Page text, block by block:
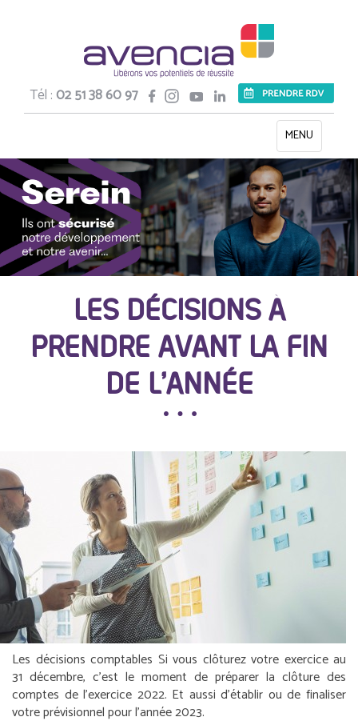
Tél :02 51 38 60 97
Toggle
navigation
MENU
LES DÉCISIONS À
PRENDRE AVANT LA FIN
DE L’ANNÉE
Les décisions comptables Si vous clôturez votre exercice au
31 décembre, c’est le moment de préparer la clôture des
comptes de l’exercice 2022. Et aussi d’établir ou de finaliser
votre prévisionnel pour l’année 2023.